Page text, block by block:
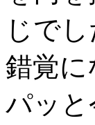
じで
錯覚
パッ